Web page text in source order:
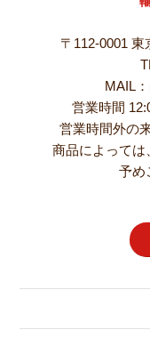
〒112-0001 東
MAIL
営業時間
営業時間外の
商品によっては
予め